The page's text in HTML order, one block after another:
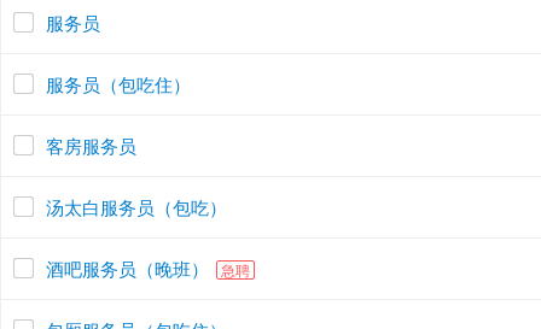
服务员
服务员（包吃住）
客房服务员
汤太白服务员（包吃）
酒吧服务员（晚班） 急聘